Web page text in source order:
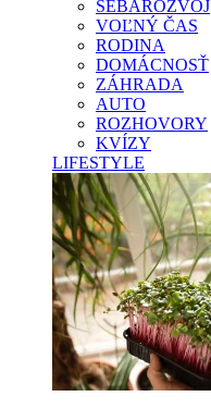
SEBAROZVOJ
VOĽNÝ ČAS
RODINA
DOMÁCNOSŤ
ZÁHRADA
AUTO
ROZHOVORY
KVÍZY
LIFESTYLE